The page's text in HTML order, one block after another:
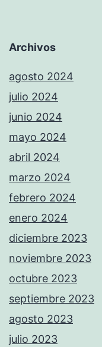
Archivos
agosto 2024
julio 2024
junio 2024
mayo 2024
abril 2024
marzo 2024
febrero 2024
enero 2024
diciembre 2023
noviembre 2023
octubre 2023
septiembre 2023
agosto 2023
julio 2023